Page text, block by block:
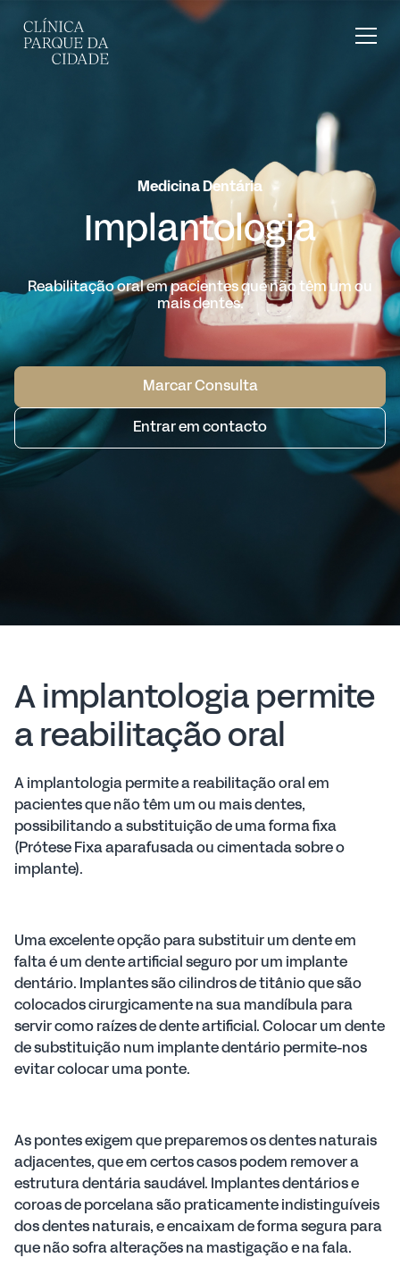
Medicina Dentária
Implantologia
Reabilitação oral em pacientes que não têm um ou
mais dentes.
Marcar Consulta
Entrar em contacto
A implantologia permite
a reabilitação oral
A implantologia permite a reabilitação oral em
pacientes que não têm um ou mais dentes,
possibilitando a substituição de uma forma fixa
(Prótese Fixa aparafusada ou cimentada sobre o
implante).
Uma excelente opção para substituir um dente em
falta é um dente artificial seguro por um implante
dentário. Implantes são cilindros de titânio que são
colocados cirurgicamente na sua mandíbula para
servir como raízes de dente artificial. Colocar um dente
de substituição num implante dentário permite-nos
evitar colocar uma ponte.
As pontes exigem que preparemos os dentes naturais
adjacentes, que em certos casos podem remover a
estrutura dentária saudável. Implantes dentários e
coroas de porcelana são praticamente indistinguíveis
dos dentes naturais, e encaixam de forma segura para
que não sofra alterações na mastigação e na fala.